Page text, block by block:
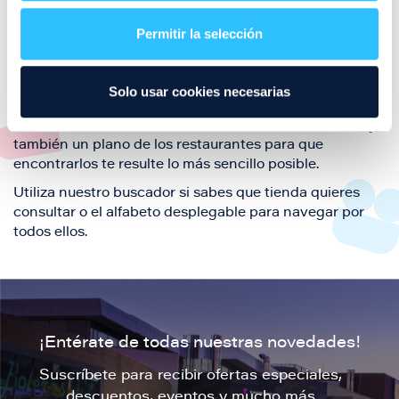
Permitir la selección
Solo usar cookies necesarias
también de nuestra oferta de ocio y shopping durante
tu visita.
El este directorio de restaurantes de Puerto Venecia
también un plano de los restaurantes para que
encontrarlos te resulte lo más sencillo posible.
Utiliza nuestro buscador si sabes que tienda quieres
consultar o el alfabeto desplegable para navegar por
todos ellos.
¡Entérate de todas nuestras novedades!
Suscríbete para recibir ofertas especiales,